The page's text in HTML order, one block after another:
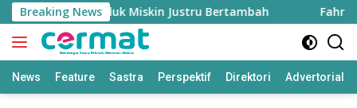
Langsung
ke
konten
Breaking News
Penduduk Miskin Justru Bertambah Fahreza
News Feature Sastra Perspektif Direktori Advertorial